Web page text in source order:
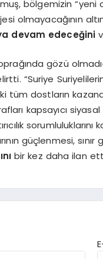
bölgemizin “yeni
olmayacağının
devam edeceğini
gözü
“Suriye
dostların
kapsayıcı
güçlenmesi,
bir kez daha ilan